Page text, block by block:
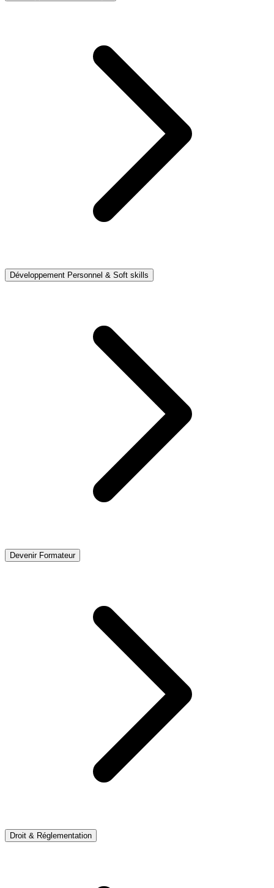
Développement Personnel & Soft skills
Devenir Formateur
Droit & Réglementation